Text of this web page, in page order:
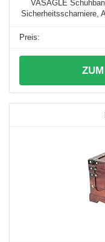
VASAGLE
Sicherheitsscharniere,